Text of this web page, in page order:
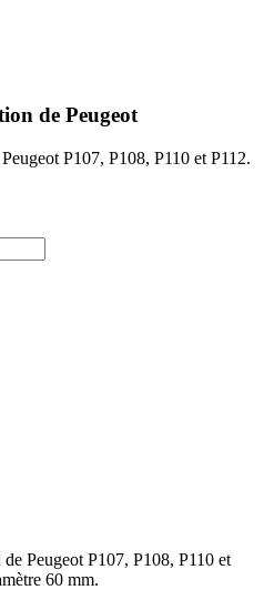
de Peugeot
P107, P108, P110 et P112.
Peugeot P107, P108, P110 et
60 mm.